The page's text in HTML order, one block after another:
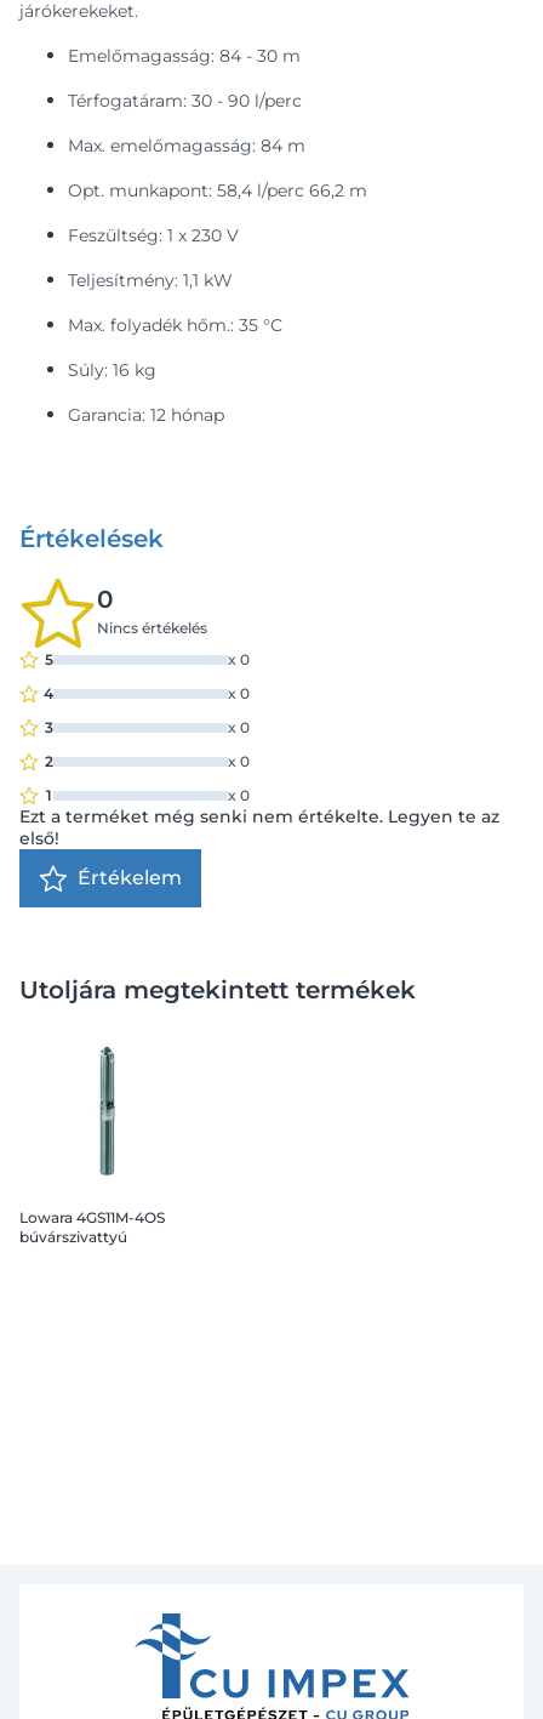
járókerekeket.
Emelőmagasság: 84 - 30 m
Térfogatáram: 30 - 90 l/perc
Max. emelőmagasság: 84 m
Opt. munkapont: 58,4 l/perc 66,2 m
Feszültség: 1 x 230 V
Teljesítmény: 1,1 kW
Max. folyadék hőm.: 35 °C
Súly: 16 kg
Garancia: 12 hónap
Értékelések
0
Nincs értékelés
5
x 0
4
x 0
3
x 0
2
x 0
1
x 0
Ezt a terméket még senki nem értékelte. Legyen te az
első!
Értékelem
Utoljára megtekintett termékek
Lowara 4GS11M-4OS
búvárszivattyú